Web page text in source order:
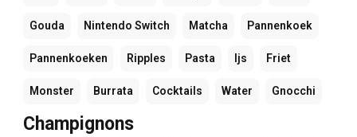
Gouda Nintendo Switch Matcha Pannenkoek
Pannenkoeken Ripples Pasta Ijs Friet
Monster Burrata Cocktails Water Gnocchi
Champignons